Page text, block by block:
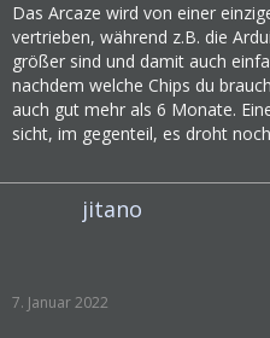
Das Arcaze wird von einer
vertrieben, während z.B. die
größer sind und damit auch
nachdem welche Chips du
auch gut mehr als 6 Monate.
sicht, im gegenteil, es droht
jitano
7. Januar 2022